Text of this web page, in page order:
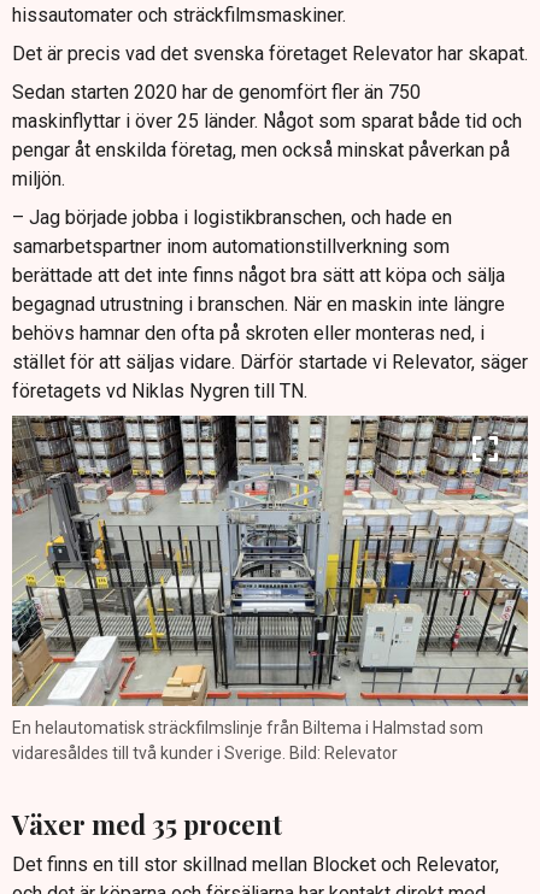
hissautomater och sträckfilmsmaskiner.
Det är precis vad det svenska företaget Relevator har skapat.
Sedan starten 2020 har de genomfört fler än 750
maskinflyttar i över 25 länder. Något som sparat både tid och
pengar åt enskilda företag, men också minskat påverkan på
miljön.
– Jag började jobba i logistikbranschen, och hade en
samarbetspartner inom automationstillverkning som
berättade att det inte finns något bra sätt att köpa och sälja
begagnad utrustning i branschen. När en maskin inte längre
behövs hamnar den ofta på skroten eller monteras ned, i
stället för att säljas vidare. Därför startade vi Relevator, säger
företagets vd Niklas Nygren till TN.
En helautomatisk sträckfilmslinje från Biltema i Halmstad som
vidaresåldes till två kunder i Sverige. Bild: Relevator
Växer med 35 procent
Det finns en till stor skillnad mellan Blocket och Relevator,